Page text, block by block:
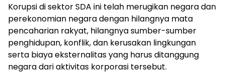
Korupsi di sektor SDA ini telah merugikan negara dan
perekonomian negara dengan hilangnya mata
pencaharian rakyat, hilangnya sumber-sumber
penghidupan, konflik, dan kerusakan lingkungan
serta biaya eksternalitas yang harus ditanggung
negara dari aktivitas korporasi tersebut.